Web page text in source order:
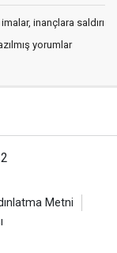
inançlara saldırı
yorumlar
Metni